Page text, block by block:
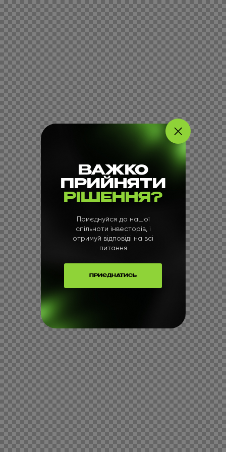
ВАЖКО
ПРИЙНЯТИ
РІШЕННЯ?
Приєднуйся до нашої
спільноти інвесторів, і
отримуй відповіді на всі
питання
ПРИЄДНАТИСЬ